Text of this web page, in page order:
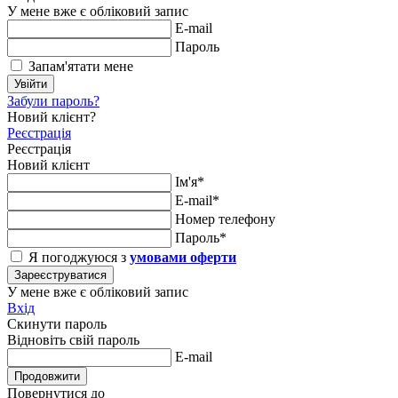
У мене вже є обліковий запис
E-mail
Пароль
Запам'ятати мене
Увійти
Забули пароль?
Новий клієнт?
Реєстрація
Реєстрація
Новий клієнт
Ім'я*
E-mail*
Номер телефону
Пароль*
Я погоджуюся з умовами оферти
Зареєструватися
У мене вже є обліковий запис
Вхід
Скинути пароль
Відновіть свій пароль
E-mail
Продовжити
Повернутися до